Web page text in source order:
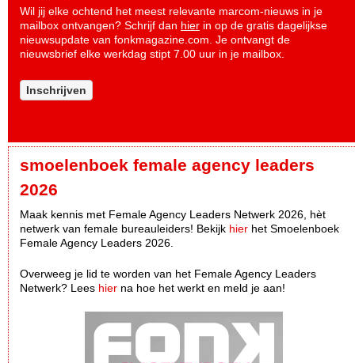
Wil jij elke ochtend het meest relevante marcom-nieuws in je
mailbox ontvangen? Schrijf dan hier in op de gratis dagelijkse
nieuwsupdate van fonkmagazine.com. Je ontvangt de
nieuwsbrief elke werkdag stipt 7.00 uur in je mailbox.
Inschrijven
smoelenboek female agency leaders
2026
Maak kennis met Female Agency Leaders Netwerk 2026, hèt
netwerk van female bureauleiders! Bekijk hier het Smoelenboek
Female Agency Leaders 2026.
Overweeg je lid te worden van het Female Agency Leaders
Netwerk? Lees hier na hoe het werkt en meld je aan!